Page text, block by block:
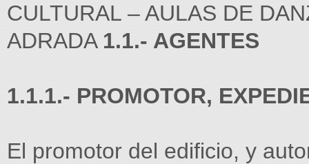
CULTURAL – AULAS DE
ADRADA 1.1.- AGENTES
1.1.1.- PROMOTOR,
El promotor del edificio, y